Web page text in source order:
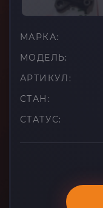
МАРКА:
МОДЕЛЬ:
АРТИКУЛ:
СТАН:
СТАТУС: